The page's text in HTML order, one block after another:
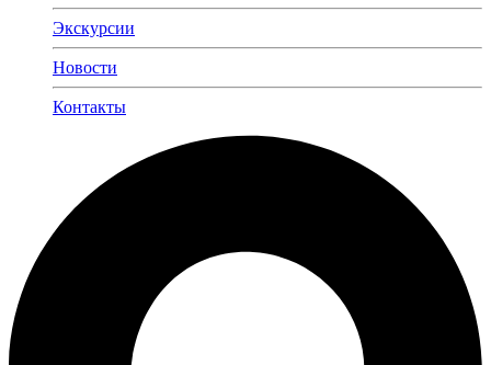
Экскурсии
Новости
Контакты